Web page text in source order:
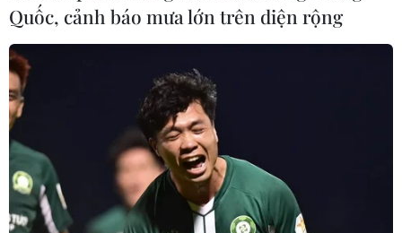
Quốc, cảnh báo mưa lớn trên diện rộng